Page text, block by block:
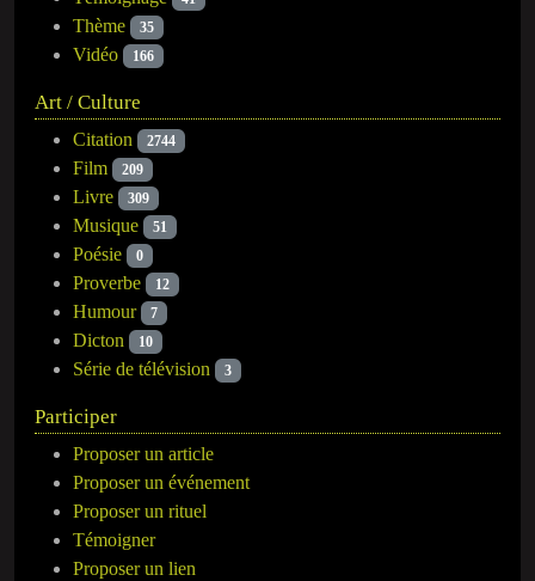
Thème 35
Vidéo 166
Art / Culture
Citation 2744
Film 209
Livre 309
Musique 51
Poésie 0
Proverbe 12
Humour 7
Dicton 10
Série de télévision 3
Participer
Proposer un article
Proposer un événement
Proposer un rituel
Témoigner
Proposer un lien